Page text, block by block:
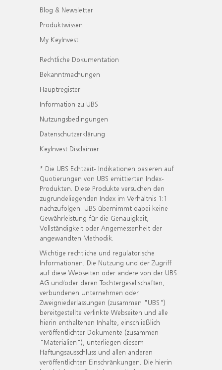
Blog & Newsletter
Produktwissen
My KeyInvest
Rechtliche Dokumentation
Bekanntmachungen
Hauptregister
Information zu UBS
Nutzungsbedingungen
Datenschutzerklärung
KeyInvest Disclaimer
* Die UBS Echtzeit- Indikationen basieren auf
Quotierungen von UBS emittierten Index-
Produkten. Diese Produkte versuchen den
zugrundeliegenden Index im Verhältnis 1:1
nachzufolgen. UBS übernimmt dabei keine
Gewährleistung für die Genauigkeit,
Vollständigkeit oder Angemessenheit der
angewandten Methodik.
Wichtige rechtliche und regulatorische
Informationen. Die Nutzung und der Zugriff
auf diese Webseiten oder andere von der UBS
AG und/oder deren Tochtergesellschaften,
verbundenen Unternehmen oder
Zweigniederlassungen (zusammen "UBS")
bereitgestellte verlinkte Webseiten und alle
hierin enthaltenen Inhalte, einschließlich
veröffentlichter Dokumente (zusammen
"Materialien"), unterliegen diesem
Haftungsausschluss und allen anderen
veröffentlichten Einschränkungen. Die hierin